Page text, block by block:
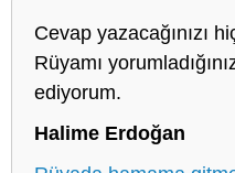
Cevap yazacağınızı
Rüyamı
ediyorum.
Halime Erdoğan